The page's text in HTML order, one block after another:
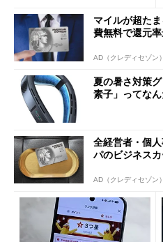
マイルが超た
費無料で還元
AD（クレディセゾン）
夏の暑さ対策
素子」ってな
全経営者・個
パのビジネスカ
AD（クレディセゾン）